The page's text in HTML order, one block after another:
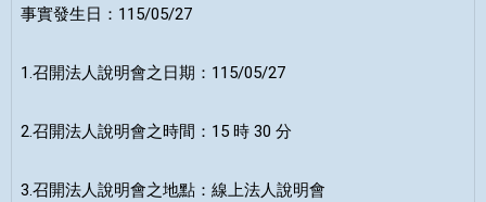
事實發生日：115/05/27
1.召開法人說明會之日期：115/05/27
2.召開法人說明會之時間：15 時 30 分
3.召開法人說明會之地點：線上法人說明會